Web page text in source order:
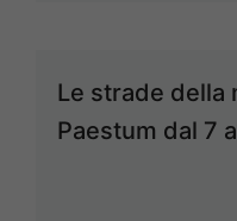
Le strade della
Paestum dal 7